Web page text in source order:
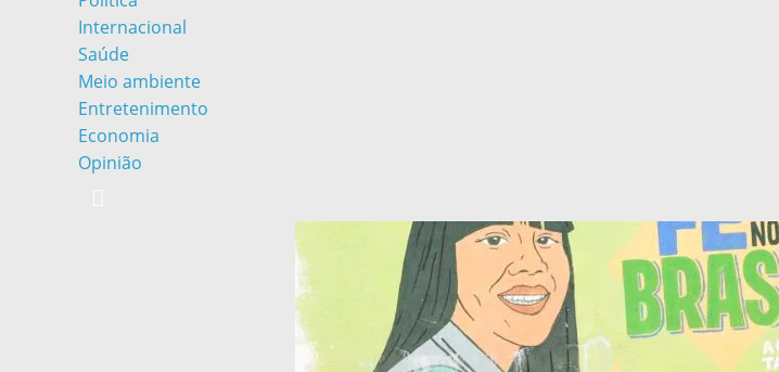
Internacional
Saúde
Meio ambiente
Entretenimento
Economia
Opinião